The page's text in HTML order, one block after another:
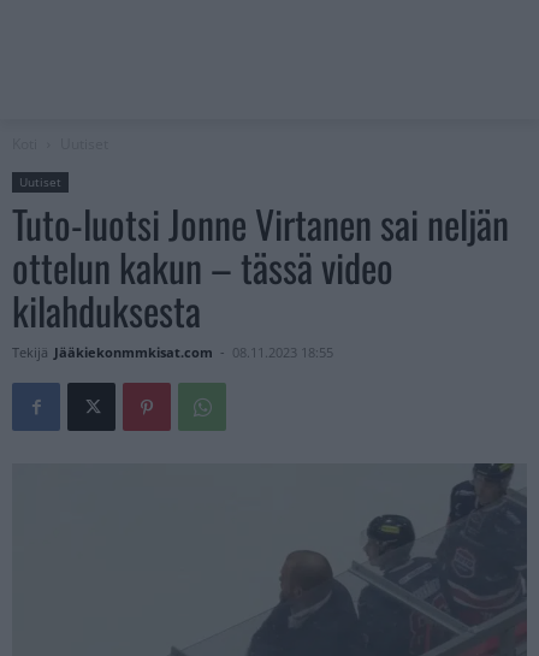
Uutiset
Tuto-luotsi Jonne Virtanen sai neljän
ottelun kakun – tässä video
kilahduksesta
Tekijä Jääkiekonmmkisat.com - 08.11.2023 18:55